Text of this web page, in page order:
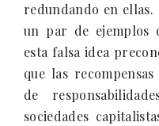
redundando en
un par de ejemplos
esta falsa idea
que las
de
sociedades